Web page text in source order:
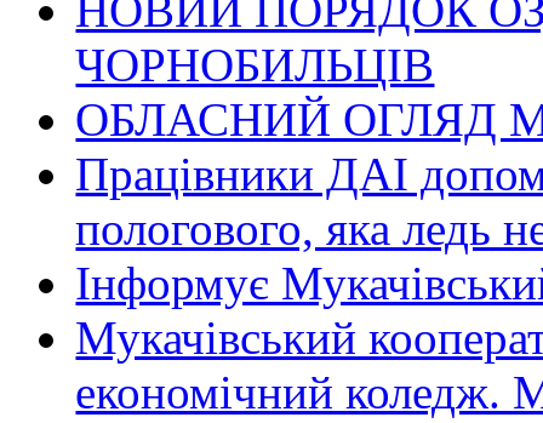
НОВИЙ ПОРЯДОК
ЧОРНОБИЛЬЦІВ
ОБЛАСНИЙ ОГЛЯД
Працівники ДАІ
пологового, яка ледь
Інформує
Мукачівський
економічний